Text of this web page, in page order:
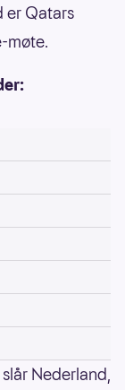
er Qatars
møte.
Nederland,